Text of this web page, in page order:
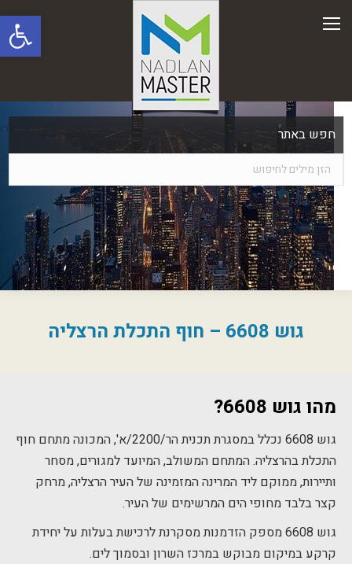
פתח
חפש באתר
גוש 6608 – חוף התכלת הרצליה
מהו גוש 6608?
גוש 6608 נכלל במסגרת תכנית הר/2200/א', המכונה מתחם חוף
התכלת בהרצליה. המתחם המשולב, המיועד למגורים, מסחר
ותיירות, ממוקם ליד המרינה המזמינה של העיר הרצליה, מרחק
קצר בלבד מחופי הים המרשימים של העיר.
גוש 6608 מספק הזדמנות מסקרנת לרכישת בעלות על יחידת
קרקע במיקום מבוקש במרכז השרון ובסמוך לים.